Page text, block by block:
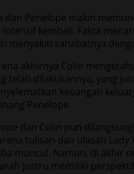
dan Penelope makin
kembali. Fakta
menyakiti sahabatnya
akhirnya Colin
telah dilakukannya, yang
keuangan
Penelope.
dan Colin pun
tulisan dan ulasan
muncul. Namun, di akhir
justru memiliki